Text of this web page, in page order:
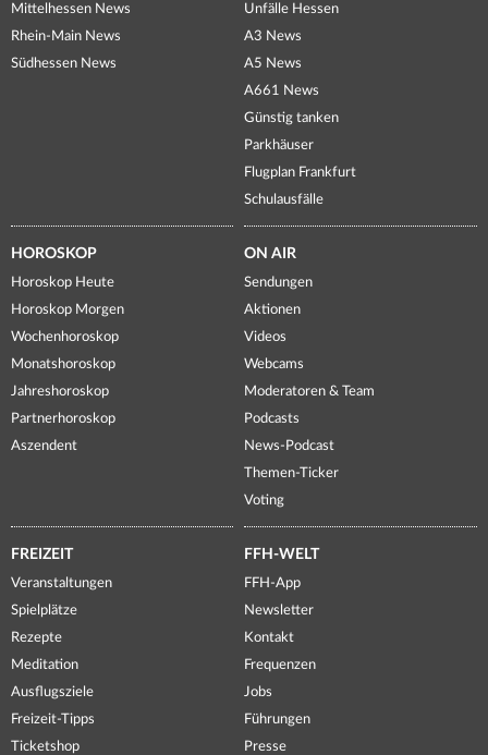
Mittelhessen News
Rhein-Main News
Südhessen News
Unfälle Hessen
A3 News
A5 News
A661 News
Günstig tanken
Parkhäuser
Flugplan Frankfurt
Schulausfälle
HOROSKOP
Horoskop Heute
Horoskop Morgen
Wochenhoroskop
Monatshoroskop
Jahreshoroskop
Partnerhoroskop
Aszendent
ON AIR
Sendungen
Aktionen
Videos
Webcams
Moderatoren & Team
Podcasts
News-Podcast
Themen-Ticker
Voting
FREIZEIT
Veranstaltungen
Spielplätze
Rezepte
Meditation
Ausflugsziele
Freizeit-Tipps
Ticketshop
FFH-WELT
FFH-App
Newsletter
Kontakt
Frequenzen
Jobs
Führungen
Presse